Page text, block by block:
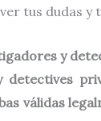
tus dudas
y
detectives
válidas